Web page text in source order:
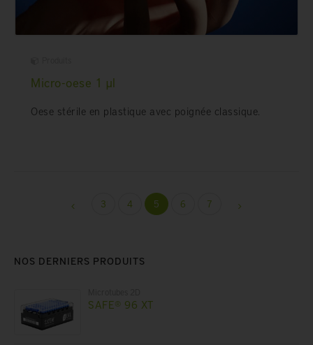
Micro-oese 1 µl
Oese stérile en plastique avec poignée classique.
3 4 5 6 7
NOS DERNIERS PRODUITS
SAFE® 96 XT